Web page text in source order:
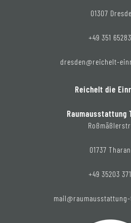
01307
+49 351
dresden@reichelt-
Reichelt die
Raumausstattung
01737
+49 35203